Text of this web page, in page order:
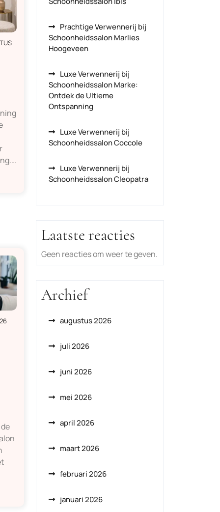
Prachtige Verwennerij bij
Schoonheidssalon Marlies
Hoogeveen
Luxe Verwennerij bij
Schoonheidssalon Marke:
Ontdek de Ultieme
Ontspanning
Luxe Verwennerij bij
Schoonheidssalon Coccole
Luxe Verwennerij bij
Schoonheidssalon Cleopatra
Laatste reacties
Geen reacties om weer te geven.
Archief
augustus 2026
juli 2026
juni 2026
mei 2026
april 2026
maart 2026
februari 2026
januari 2026